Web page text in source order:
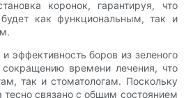
коронок, гарантируя, что
будет как функциональным, так и
эффективность боров из зеленого
времени лечения, что
так и стоматологам. Поскольку
тесно связано с общим состоянием